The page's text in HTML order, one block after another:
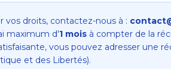
vos droits, contactez-nous à :
maximum d'1 mois à compter de la
vous pouvez adresser une
et des Libertés).